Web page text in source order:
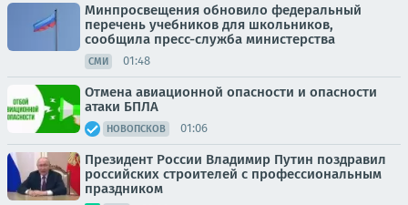
Минпросвещения обновило федеральный
перечень учебников для школьников,
сообщила пресс-служба министерства
СМИ 01:48
Отмена авиационной опасности и опасности
атаки БПЛА
НОВОПСКОВ 01:06
Президент России Владимир Путин поздравил
российских строителей с профессиональным
праздником